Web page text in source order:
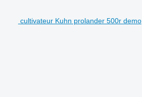
cultivateur Kuhn prolander 500r demo